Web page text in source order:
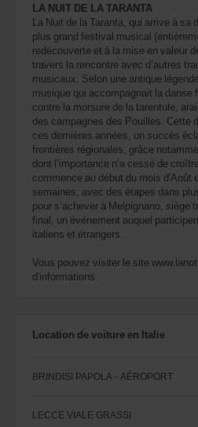
LA NUIT DE LA TARANTA
La Nuit de la Taranta, qui arrive à sa
plus grand festival musical
redécouverte et à la mise en valeur
travers la rencontre avec d’autres
musicaux. Selon une antique
musique qui accompagnait la danse
contre la morsure de la tarentule,
des campagnes des Pouilles. Cette
ces dernières années, un succès
frontières régionales, grâce
dont l’importance n’a cessé de
commence au début du mois d'Août
semaines, avec des étapes dans
pour s’achever à Melpignano, siège
final, un événement auquel
italiens et étrangers.
Vous pouvez visiter le site
d'informations.
Location de voiture en Italie
BRINDISI PAPOLA - AÉROPORT
LECCE VIALE GRASSI